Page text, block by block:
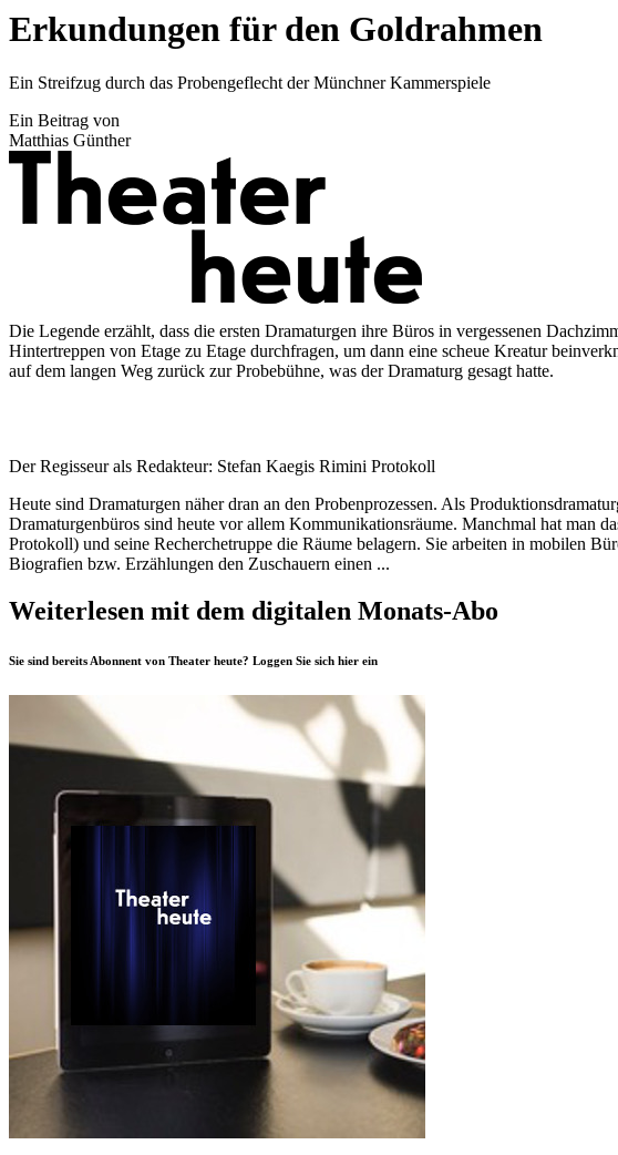
Erkundungen für den Goldrahmen
Ein Streifzug durch das Probengeflecht der Münchner Kammerspiele
Ein Beitrag von
Matthias Günther
Die Legende erzählt, dass die ersten Dramaturgen ihre Büros in vergessenen
Hintertreppen von Etage zu Etage durchfragen, um dann eine scheue Kreatur
auf dem langen Weg zurück zur Probebühne, was der Dramaturg gesagt hatte.
Der Regisseur als Redakteur: Stefan Kaegis Rimini Protokoll
Heute sind Dramaturgen näher dran an den Probenprozessen. Als
Dramaturgenbüros sind heute vor allem Kommunikationsräume. Manchmal hat man
Protokoll) und seine Recherchetruppe die Räume belagern. Sie arbeiten in mobilen
Biografien bzw. Erzählungen den Zuschauern einen ...
Weiterlesen mit dem digitalen Monats-Abo
Sie sind bereits Abonnent von Theater heute? Loggen Sie sich hier ein